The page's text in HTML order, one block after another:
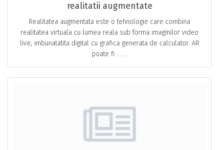
realitatii augmentate
Realitatea augmentata este o tehnologie care combina
realitatea virtuala cu lumea reala sub forma imaginilor video
live, imbunatatita digital cu grafica generata de calculator. AR
poate fi … ...